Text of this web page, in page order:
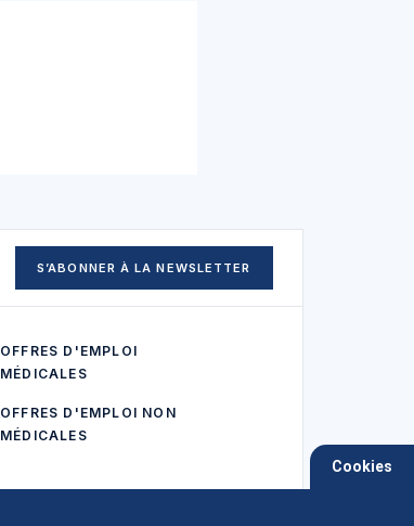
S’ABONNER À LA NEWSLETTER
OFFRES D'EMPLOI
MÉDICALES
OFFRES D'EMPLOI NON
MÉDICALES
Cookies